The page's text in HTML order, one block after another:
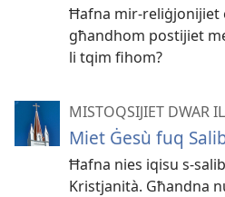
Ħafna mir-reliġjonijiet
għandhom postijiet
li tqim fihom?
MISTOQSIJIET DWAR
Miet Ġesù fuq
Ħafna nies iqisu s-
Kristjanità. Għandna